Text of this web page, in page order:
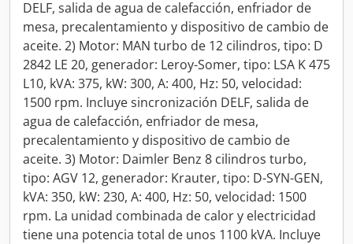
DELF, salida de agua de calefacción, enfriador de
mesa, precalentamiento y dispositivo de cambio de
aceite. 2) Motor: MAN turbo de 12 cilindros, tipo: D
2842 LE 20, generador: Leroy-Somer, tipo: LSA K 475
L10, kVA: 375, kW: 300, A: 400, Hz: 50, velocidad:
1500 rpm. Incluye sincronización DELF, salida de
agua de calefacción, enfriador de mesa,
precalentamiento y dispositivo de cambio de
aceite. 3) Motor: Daimler Benz 8 cilindros turbo,
tipo: AGV 12, generador: Krauter, tipo: D-SYN-GEN,
kVA: 350, kW: 230, A: 400, Hz: 50, velocidad: 1500
rpm. La unidad combinada de calor y electricidad
tiene una potencia total de unos 1100 kVA. Incluye